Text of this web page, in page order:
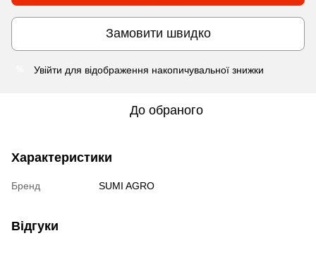
Замовити швидко
Увійти для відображення накопичувальної знижки
До обраного
Характеристики
Бренд SUMI AGRO
Відгуки